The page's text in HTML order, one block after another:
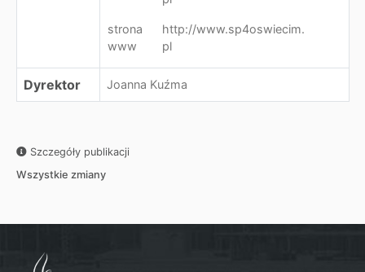
strona
www
http://www.sp4oswiecim.
pl
Dyrektor Joanna Kuźma
Szczegóły publikacji
Wszystkie zmiany